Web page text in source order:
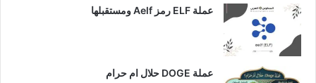
عملة ELF رمز Aelf ومستقبلها
عملة DOGE حلال ام حرام